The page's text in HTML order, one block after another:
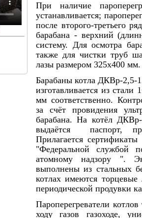
При наличие
устанавливается;
после второго-третьего
барабана - верхний
систему. Для осмотра
также для чистки труб
лазы размером 325х400 мм.
Барабаны котла ДКВр-
изготавливается из
мм соответственно.
за счёт провидения
барабана. На котёл
выдаётся паспорт,
Прилагается
"Федеральной службой
атомному надзору ".
выполнены из стальных
котлах имеются
периодической продувки
Пароперегреватели
ходу газов га­зоходе,